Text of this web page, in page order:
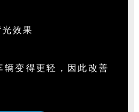
效果
辆变得更轻，因此改善